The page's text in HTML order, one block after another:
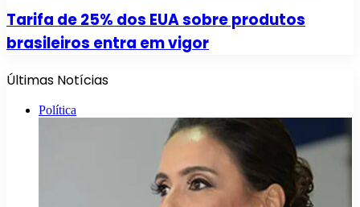
Tarifa de 25% dos EUA sobre produtos
brasileiros entra em vigor
Últimas Notícias
Política